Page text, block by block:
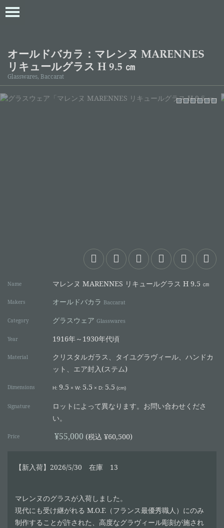
オールドバカラ：マレンヌ MARENNES
リキュールグラス H 9.5 ㎝
Glasswares, Baccarat
Name マレンヌ MARENNES リキュールグラス H 9.5 ㎝
Makers オールドバカラ Baccarat
Category グラスウェア Glasswares
Year 1916年～1930年代頃
Material
クリスタルガラス、タイユグラヴィール、ハンドカ
ット、エア封入(ステム)
Dimensions H: 9.5 × W: 5.5 × D: 5.5 (cm)
Signature
ロットによって異なります。お問い合わせくださ
い。
Price ¥55,000 (税込 ¥60,500)
【新入荷】2026/5/30 在庫 13
マレンヌのグラスが入荷しました。
現代にも受け継がれる M.O.F.（フランス最優秀職人）にのみ
制作することが許された、高度なグラヴィール彫刻が施され